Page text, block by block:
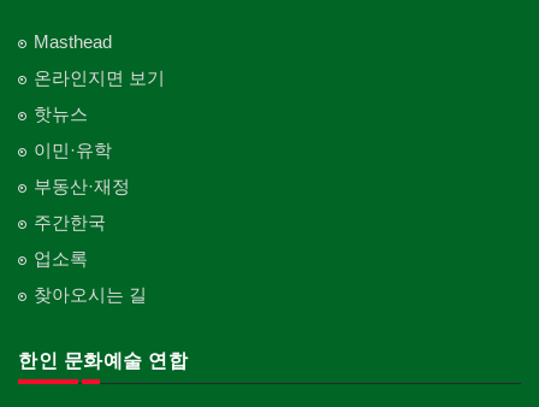
Masthead
온라인지면 보기
핫뉴스
이민·유학
부동산·재정
주간한국
업소록
찾아오시는 길
한인 문화예술 연합